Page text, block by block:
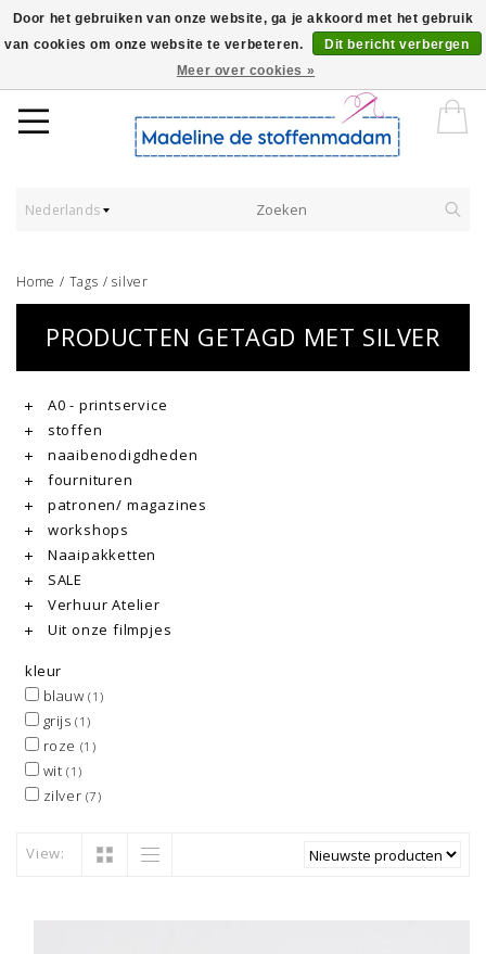
Worldwide Shipping - Onze stoffen worden verkocht per 10 cm.
Nederlands
Home / Tags /silver
PRODUCTEN GETAGD MET SILVER
A0 - printservice
stoffen
naaibenodigdheden
fournituren
patronen/ magazines
workshops
Naaipakketten
SALE
Verhuur Atelier
Uit onze filmpjes
kleur
blauw(1)
grijs(1)
roze (1)
wit (1)
zilver (7)
View:
Door het gebruiken van onze website, ga je akkoord met het gebruik
van cookies om onze website te verbeteren.
Dit bericht verbergen
Meer over cookies »